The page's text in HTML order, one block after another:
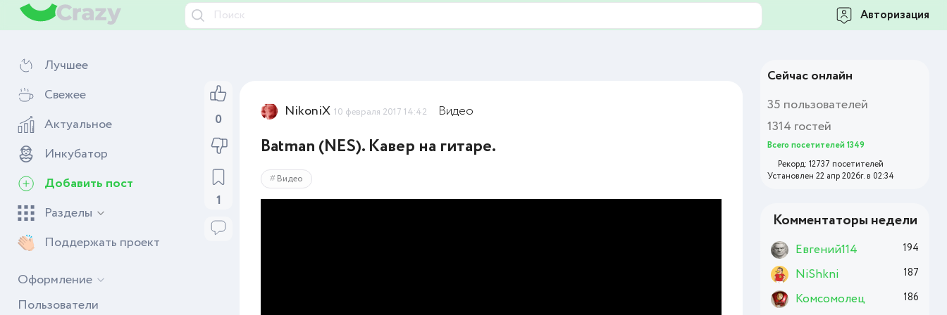
Авторизация
Лучшее
Свежее
Актуальное
Инкубатор
Добавить пост
Разделы
Поддержать проект
Оформление
Пользователи
Сейчас онлайн
35 пользователей
1314 гостей
Всего посетителей 1349
Рекорд: 12737 посетителей
Установлен 22 апр 2026г. в 02:34
Комментаторы недели
Евгений114 194
NiShkni 187
Комсомолец 186
0
1
NikoniX 10 февраля 2017 14:42 Видео
Batman (NES). Кавер на гитаре.
Видео